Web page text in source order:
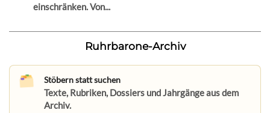
einschränken. Von...
Ruhrbarone-Archiv
Stöbern statt suchen
Texte, Rubriken, Dossiers und Jahrgänge aus dem
Archiv.